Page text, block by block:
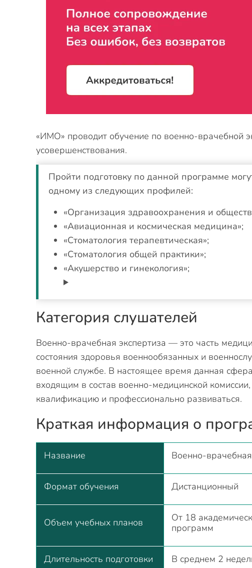
«ИМО» проводит обучение по военно-врачебной
усовершенствования.
Пройти подготовку по данной программе
одному из следующих профилей:
«Организация здравоохранения и
«Авиационная и космическая медицина»;
«Стоматология терапевтическая»;
«Стоматология общей практики»;
«Акушерство и гинекология»;
Категория слушателей
Военно-врачебная экспертиза — это часть
состояния здоровья военнообязанных и
военной службе. В настоящее время данная
входящим в состав военно-медицинской
квалификацию и профессионально развиваться.
Краткая информация о
Название Военно-врачебная
Формат обучения Дистанционный
Объем учебных планов
От 18
программ
Длительность подготовки В среднем 2